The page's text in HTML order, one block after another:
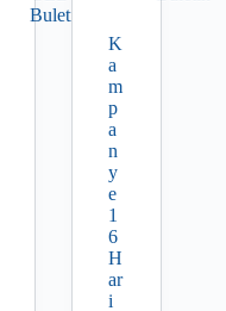
Buletin
K
a
m
p
a
n
y
e
1
6
H
ar
i